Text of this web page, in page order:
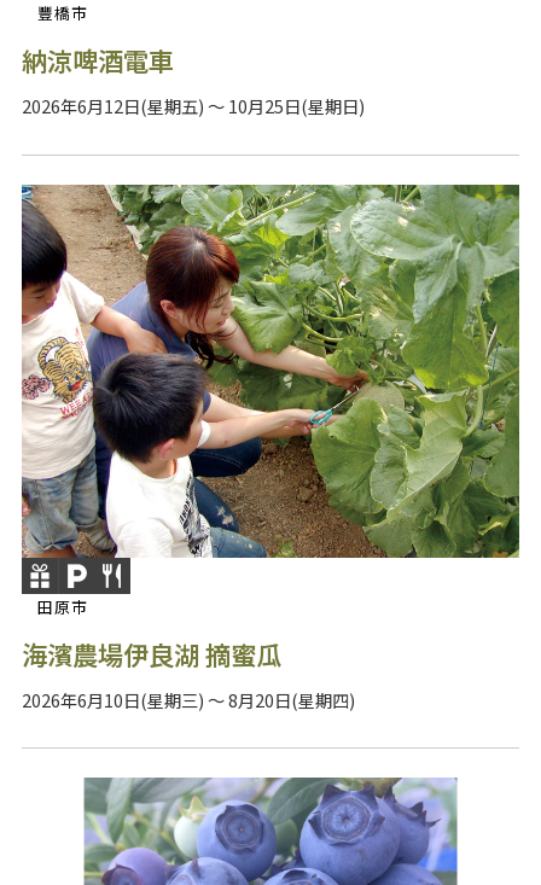
豐橋市
納涼啤酒電車
2026年6月12日(星期五) ～ 10月25日(星期日)
田原市
海濱農場伊良湖 摘蜜瓜
2026年6月10日(星期三) ～ 8月20日(星期四)